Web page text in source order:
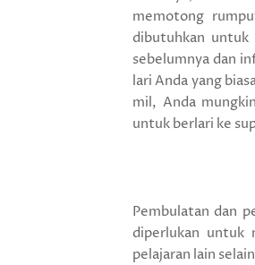
memotong
dibutuhkan untuk
sebelumnya dan
lari Anda yang
mil, Anda
untuk berlari ke
Pembulatan dan
diperlukan untuk
pelajaran lain